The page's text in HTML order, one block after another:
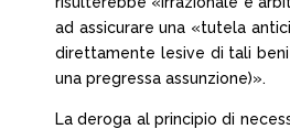
ad assicurare una «tutela
direttamente lesive di tali
una pregressa assunzione)».
La deroga al principio di